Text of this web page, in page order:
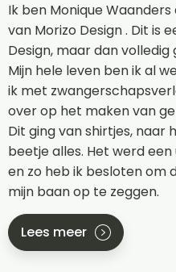
Ik ben Monique
van Morizo Design . Dit is
Design, maar dan
Mijn hele leven ben ik al
ik met
over op het maken van
Dit ging van shirtjes, naar
beetje alles. Het werd
en zo heb ik besloten om
mijn baan op te zeggen.
Lees meer